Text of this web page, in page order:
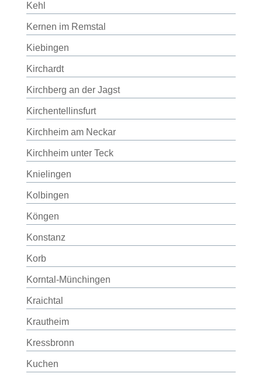
Kehl
Kernen im Remstal
Kiebingen
Kirchardt
Kirchberg an der Jagst
Kirchentellinsfurt
Kirchheim am Neckar
Kirchheim unter Teck
Knielingen
Kolbingen
Köngen
Konstanz
Korb
Korntal-Münchingen
Kraichtal
Krautheim
Kressbronn
Kuchen